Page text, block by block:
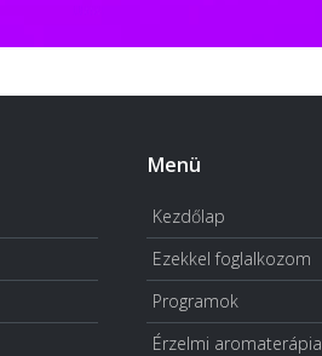
Menü
Kezdőlap
Ezekkel foglalkozom
Programok
Érzelmi aromaterápia